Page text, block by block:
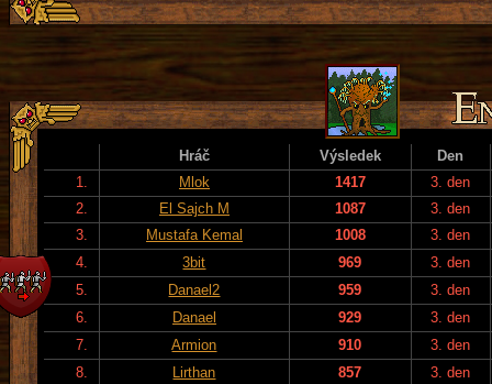
Hráč Výsledek
Den
1.
Mlok 1417
3. den
2.
El Sajch M 1087
3. den
3.
Mustafa Kemal 1008
3. den
4.
3bit 969
3. den
5.
Danael2 959
3. den
6.
Danael 929
3. den
7.
Armion 910
3. den
8.
Lirthan 857
3. den